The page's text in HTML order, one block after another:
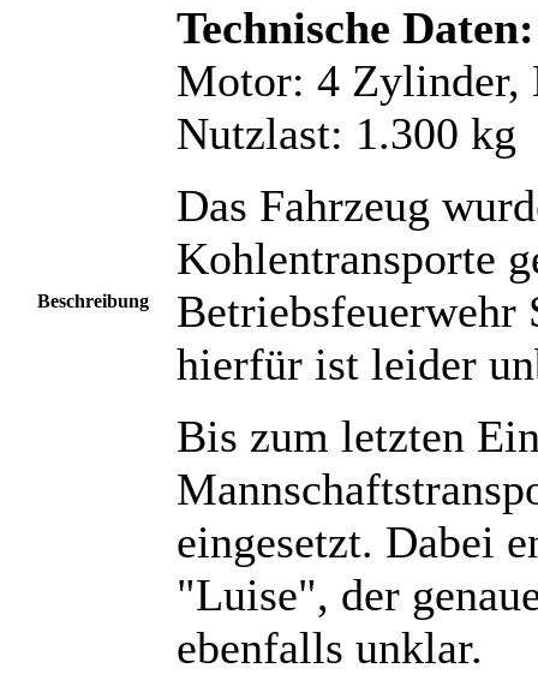
Beschreibung
Technische Daten:
Motor: 4 Zylinder,
Nutzlast: 1.300 kg
Das Fahrzeug
Kohlentransporte
Betriebsfeuerwehr
hierfür ist leider
Bis zum letzten
eingesetzt. Dabei
"Luise", der
ebenfalls unklar.